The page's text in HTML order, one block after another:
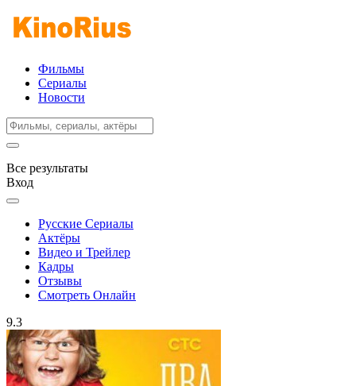
Фильмы
Сериалы
Новости
Все результаты
Вход
Русские Сериалы
Актёры
Видео и Трейлер
Кадры
Отзывы
Смотреть Онлайн
9.3